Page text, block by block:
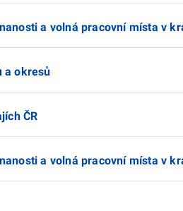
a volná pracovní místa v
a okresů
ČR
a volná pracovní místa v